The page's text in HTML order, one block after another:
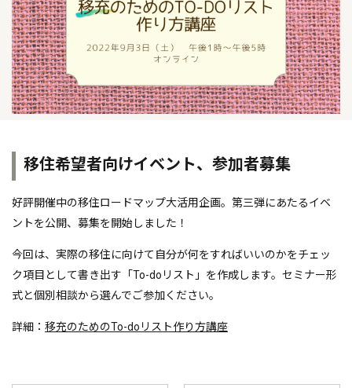
移住希望者向けイベント、参加者募集
好評開催中の移住ロードマップ大活用企画。第三弾にあたるイベ
ントを公開、募集を開始しました！
今回は、実際の移住に向けて自分が何をすればいいのかをチェッ
ク項目として書き出す「To-doリスト」を作成します。セミナー形
式と個別相談から選んでご参加ください。
詳細： 移充のためのTo-doリスト作り方講座